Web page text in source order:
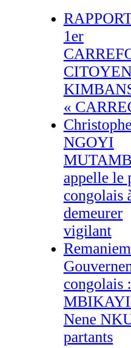
1er
«
NGOYI
appelle le
congolais
demeurer
vigilant
congolais
Nene
partants